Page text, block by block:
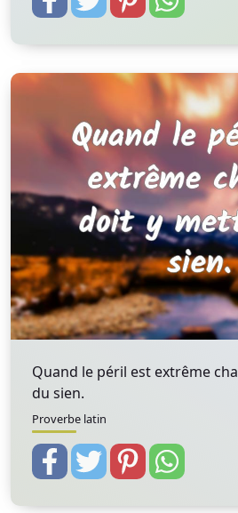
Quand le péril est extrême
du sien.
Proverbe latin